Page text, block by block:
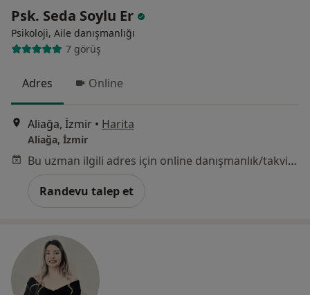
Psk. Seda Soylu Er
Psikoloji, Aile danışmanlığı
7 görüş
Adres Online
Aliağa, İzmir • Harita
Aliağa, İzmir
Bu uzman ilgili adres için online danışmanlık/takvim sunmuyor.
Randevu talep et